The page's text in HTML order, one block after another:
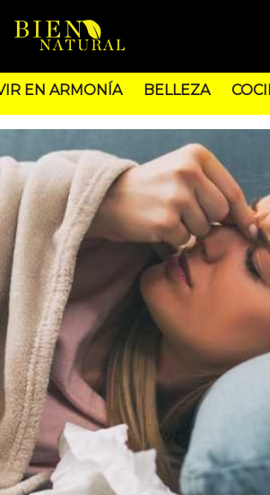
EN ARMONÍA BELLEZA